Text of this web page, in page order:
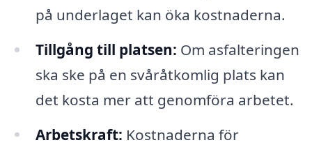
på underlaget kan öka kostnaderna.
Tillgång till platsen: Om asfalteringen
ska ske på en svåråtkomlig plats kan
det kosta mer att genomföra arbetet.
Arbetskraft: Kostnaderna för